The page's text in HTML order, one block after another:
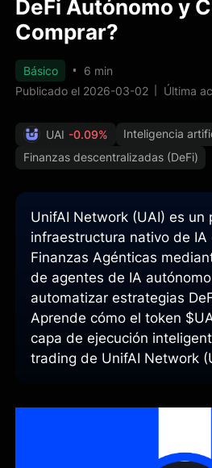
DeFi Autónomo y
Comprar?
Básico
6 min
Publicado el 2026-03-02
Última
UAI -0.09%
Inteligencia
Finanzas descentralizadas (DeFi)
UnifAI Network (UAI) es un
infraestructura nativo de IA
Finanzas Agénticas
de agentes de IA
automatizar estrategias
Aprende cómo el token
capa de ejecución
trading de UnifAI Network